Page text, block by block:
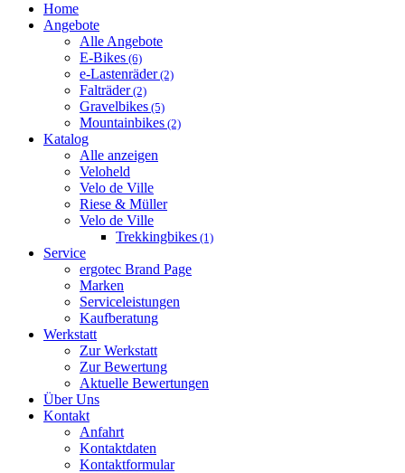
Home
Angebote
Alle Angebote
E-Bikes (6)
e-Lastenräder(2)
Falträder(2)
Gravelbikes (5)
Mountainbikes (2)
Katalog
Alle anzeigen
Veloheld
Velo de Ville
Riese & Müller
Velo de Ville
Trekkingbikes (1)
Service
ergotec Brand Page
Marken
Serviceleistungen
Kaufberatung
Werkstatt
Zur Werkstatt
Zur Bewertung
Aktuelle Bewertungen
Über Uns
Kontakt
Anfahrt
Kontaktdaten
Kontaktformular